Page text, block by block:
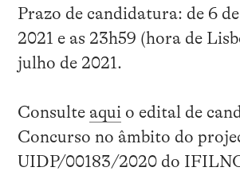
Prazo de candidatura: de 6
2021 e as 23h59 (hora de
julho de 2021.
Consulte aquio edital de
Concurso no âmbito do
UIDP/00183/2020 do